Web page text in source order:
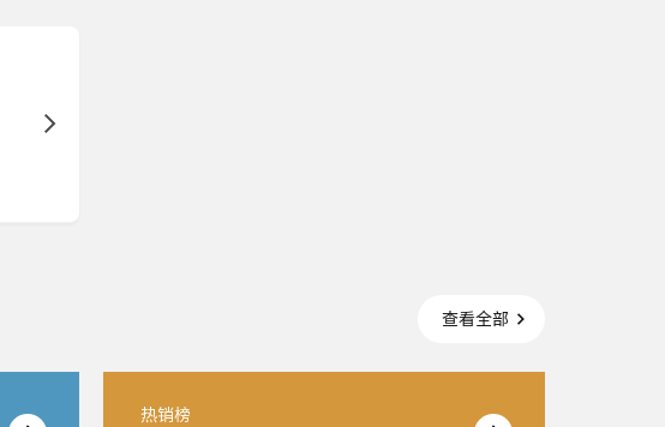
查看全部
热销榜